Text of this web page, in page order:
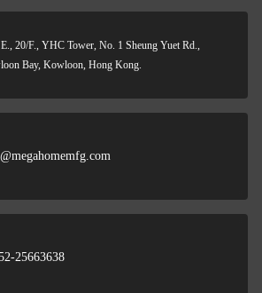
20/F., YHC Tower, No. 1 Sheung Yuet Rd.,
Bay, Kowloon, Hong Kong.
25663638